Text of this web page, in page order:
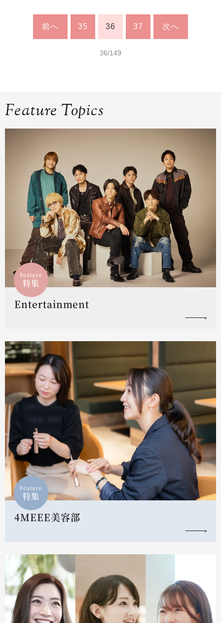
前へ 35 36 37 次へ
36/149
Feature Topics
Feature
特集
Entertainment
Feature
特集
4MEEE美容部